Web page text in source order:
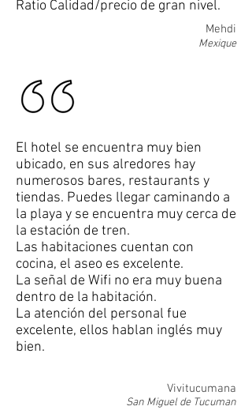
Ratio Calidad/precio de gran nivel.
Mehdi
Mexique
El hotel se encuentra muy bien
ubicado, en sus alredores hay
numerosos bares, restaurants y
tiendas. Puedes llegar caminando a
la playa y se encuentra muy cerca de
la estación de tren.
Las habitaciones cuentan con
cocina, el aseo es excelente.
La señal de Wifi no era muy buena
dentro de la habitación.
La atención del personal fue
excelente, ellos hablan inglés muy
bien.
Vivitucumana
San Miguel de Tucuman